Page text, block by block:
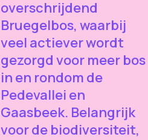
overschrijdend
Bruegelbos, waarbij
veel actiever wordt
gezorgd voor meer bos
in en rondom de
Pedevallei en
Gaasbeek. Belangrijk
voor de biodiversiteit,